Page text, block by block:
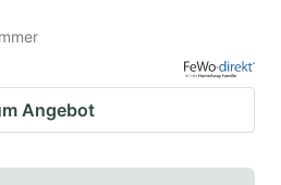
Angebot